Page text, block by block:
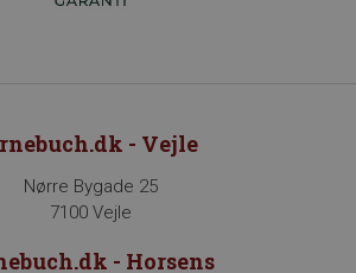
- Vejle
Nørre Bygade 25
7100 Vejle
- Horsens